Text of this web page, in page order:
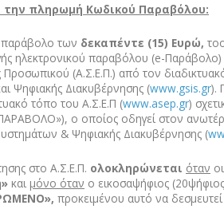
την πληρωμή Κωδικού Παραβόλου:
παράβολο των δεκαπέντε (15) Ευρώ,
ηλεκτρονικού παραβόλου (e-
(Α.Σ.Ε.Π.) από τον
Ψηφιακής Διακυβέρνησης (www.gsis.gr).
τόπο του Α.Σ.Ε.Π (www.asep.gr)
ο οποίος οδηγεί στον
& Ψηφιακής Διακυβέρνησης (
στο Α.Σ.Ε.Π. ολοκληρώνεται όταν
και μόνο όταν ο εικοσαψήφιος
προκειμένου αυτό να